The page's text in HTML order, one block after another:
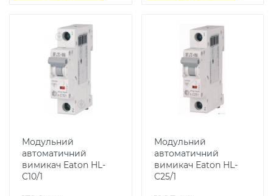
Модульний
автоматичний
вимикач Eaton HL-
C10/1
Модульний
автоматичний
вимикач Eaton HL-
C25/1